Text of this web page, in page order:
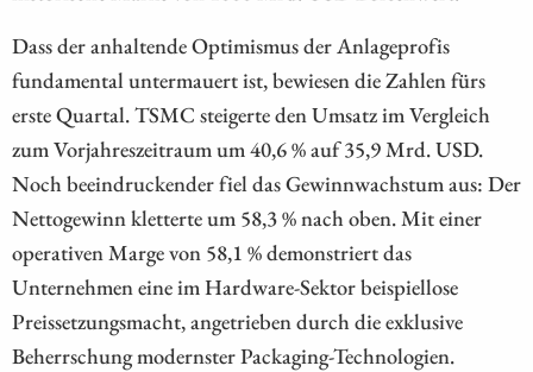
Dass der anhaltende Optimismus der Anlageprofis
fundamental untermauert ist, bewiesen die Zahlen fürs
erste Quartal. TSMC steigerte den Umsatz im Vergleich
zum Vorjahreszeitraum um 40,6 % auf 35,9 Mrd. USD.
Noch beeindruckender fiel das Gewinnwachstum aus: Der
Nettogewinn kletterte um 58,3 % nach oben. Mit einer
operativen Marge von 58,1 % demonstriert das
Unternehmen eine im Hardware-Sektor beispiellose
Preissetzungsmacht, angetrieben durch die exklusive
Beherrschung modernster Packaging-Technologien.